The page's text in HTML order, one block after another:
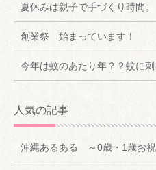
夏休みは親子で手づくり時間。
創業祭 始まっています！
今年は蚊のあたり年？？蚊に
人気の記事
沖縄あるある ～0歳・1歳お祝